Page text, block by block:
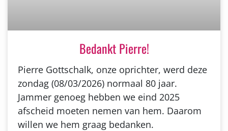
Bedankt Pierre!
Pierre Gottschalk, onze oprichter, werd deze
zondag (08/03/2026) normaal 80 jaar.
Jammer genoeg hebben we eind 2025
afscheid moeten nemen van hem. Daarom
willen we hem graag bedanken.